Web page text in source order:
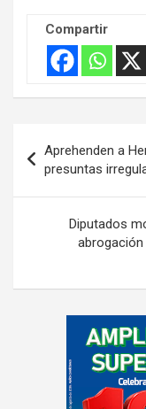
s
m
e
Compartir
de
entradas
Aprehenden a
presuntas
Diputados
abrogación